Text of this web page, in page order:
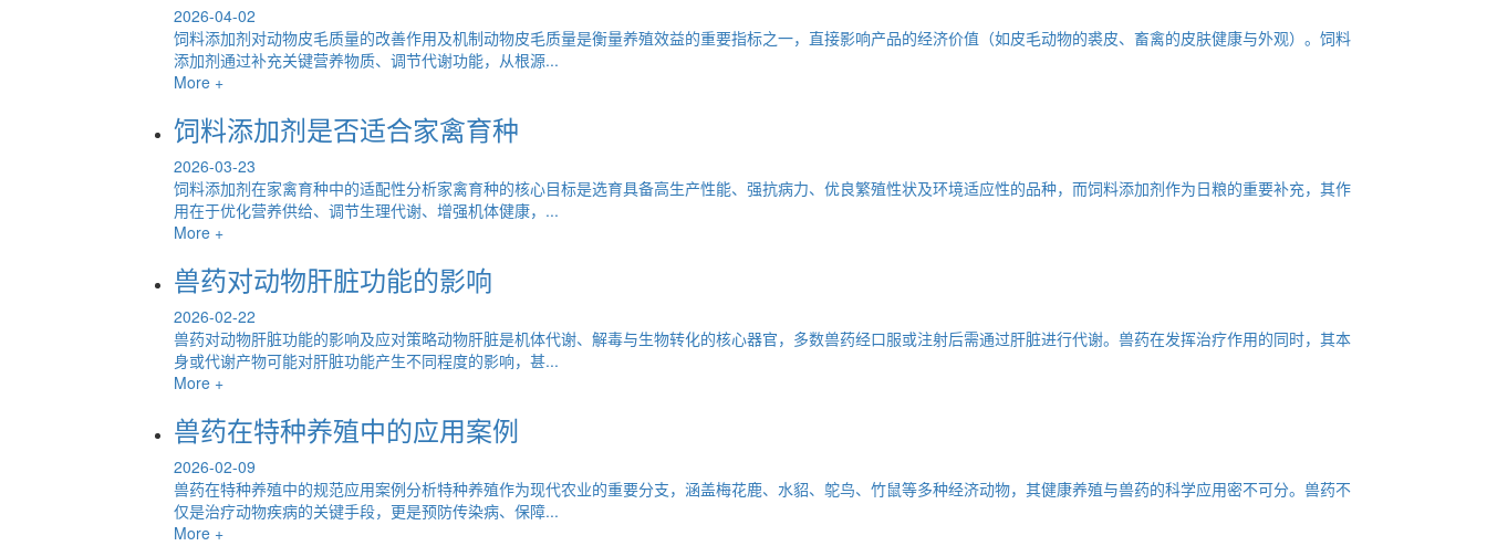
2026-04-02
饲料添加剂对动物皮毛质量的改善作用及机制动物皮毛质量是衡量养殖效益的重要指标之一，直接影响产品的经济价值（如皮毛动物的裘皮、畜禽的皮肤健康与外观）。饲料
添加剂通过补充关键营养物质、调节代谢功能，从根源...
More +
饲料添加剂是否适合家禽育种
2026-03-23
饲料添加剂在家禽育种中的适配性分析家禽育种的核心目标是选育具备高生产性能、强抗病力、优良繁殖性状及环境适应性的品种，而饲料添加剂作为日粮的重要补充，其作
用在于优化营养供给、调节生理代谢、增强机体健康，...
More +
兽药对动物肝脏功能的影响
2026-02-22
兽药对动物肝脏功能的影响及应对策略动物肝脏是机体代谢、解毒与生物转化的核心器官，多数兽药经口服或注射后需通过肝脏进行代谢。兽药在发挥治疗作用的同时，其本
身或代谢产物可能对肝脏功能产生不同程度的影响，甚...
More +
兽药在特种养殖中的应用案例
2026-02-09
兽药在特种养殖中的规范应用案例分析特种养殖作为现代农业的重要分支，涵盖梅花鹿、水貂、鸵鸟、竹鼠等多种经济动物，其健康养殖与兽药的科学应用密不可分。兽药不
仅是治疗动物疾病的关键手段，更是预防传染病、保障...
More +